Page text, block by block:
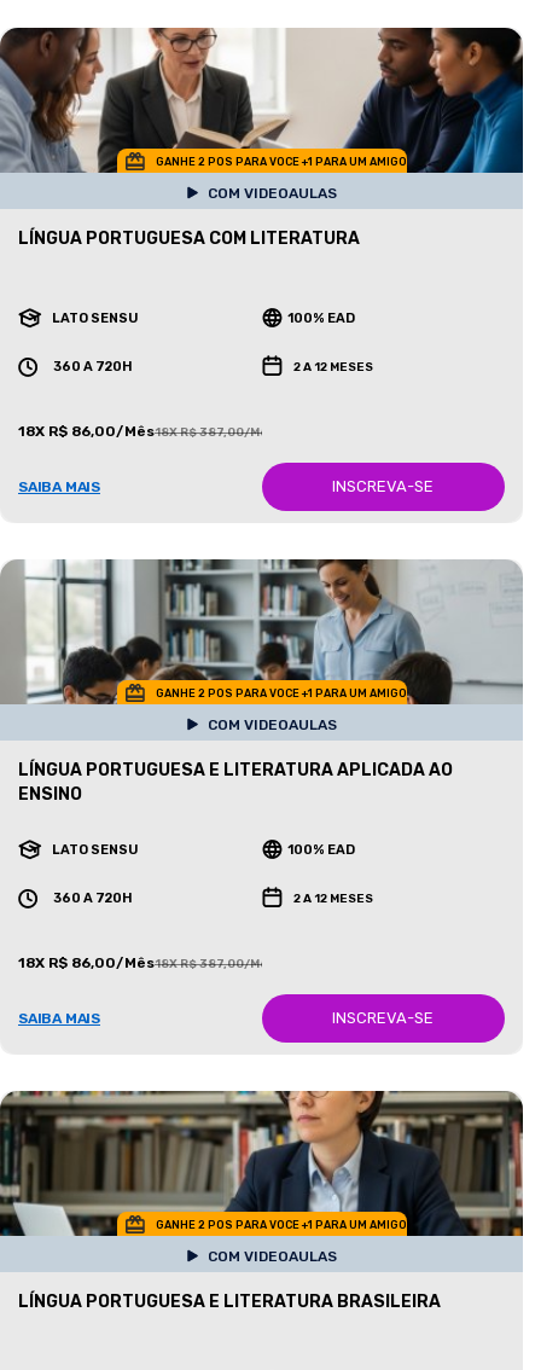
GANHE 2 POS PARA VOCE +1 PARA UM AMIGO
COM VIDEOAULAS
LÍNGUA PORTUGUESA COM LITERATURA
LATO SENSU 100% EAD
360 A 720H 2 A 12 MESES
18X R$ 86,00/Mês18X R$ 387,00/Mês
SAIBA MAIS INSCREVA-SE
GANHE 2 POS PARA VOCE +1 PARA UM AMIGO
COM VIDEOAULAS
LÍNGUA PORTUGUESA E LITERATURA APLICADA AO
ENSINO
LATO SENSU 100% EAD
360 A 720H 2 A 12 MESES
18X R$ 86,00/Mês18X R$ 387,00/Mês
SAIBA MAIS INSCREVA-SE
GANHE 2 POS PARA VOCE +1 PARA UM AMIGO
COM VIDEOAULAS
LÍNGUA PORTUGUESA E LITERATURA BRASILEIRA